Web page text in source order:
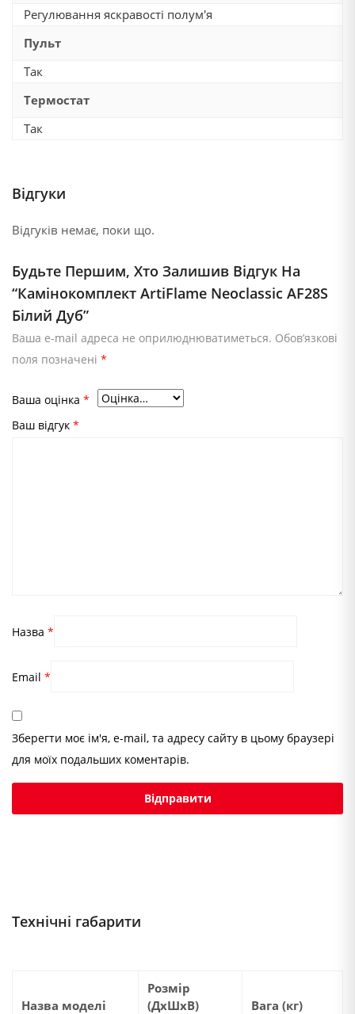
Регулювання яскравості полум'я
Пульт
Так
Термостат
Так
Відгуки
Відгуків немає, поки що.
Будьте Першим, Хто Залишив Відгук На
“Камінокомплект ArtiFlame Neoclassic AF28S
Білий Дуб”
Ваша e-mail адреса не оприлюднюватиметься. Обов’язкові
поля позначені *
Ваша оцінка *
Ваш відгук *
Назва *
Email *
Зберегти моє ім'я, e-mail, та адресу сайту в цьому браузері
для моїх подальших коментарів.
Технічні габарити
Назва моделі
Розмір
(ДхШхВ)
Вага (кг)